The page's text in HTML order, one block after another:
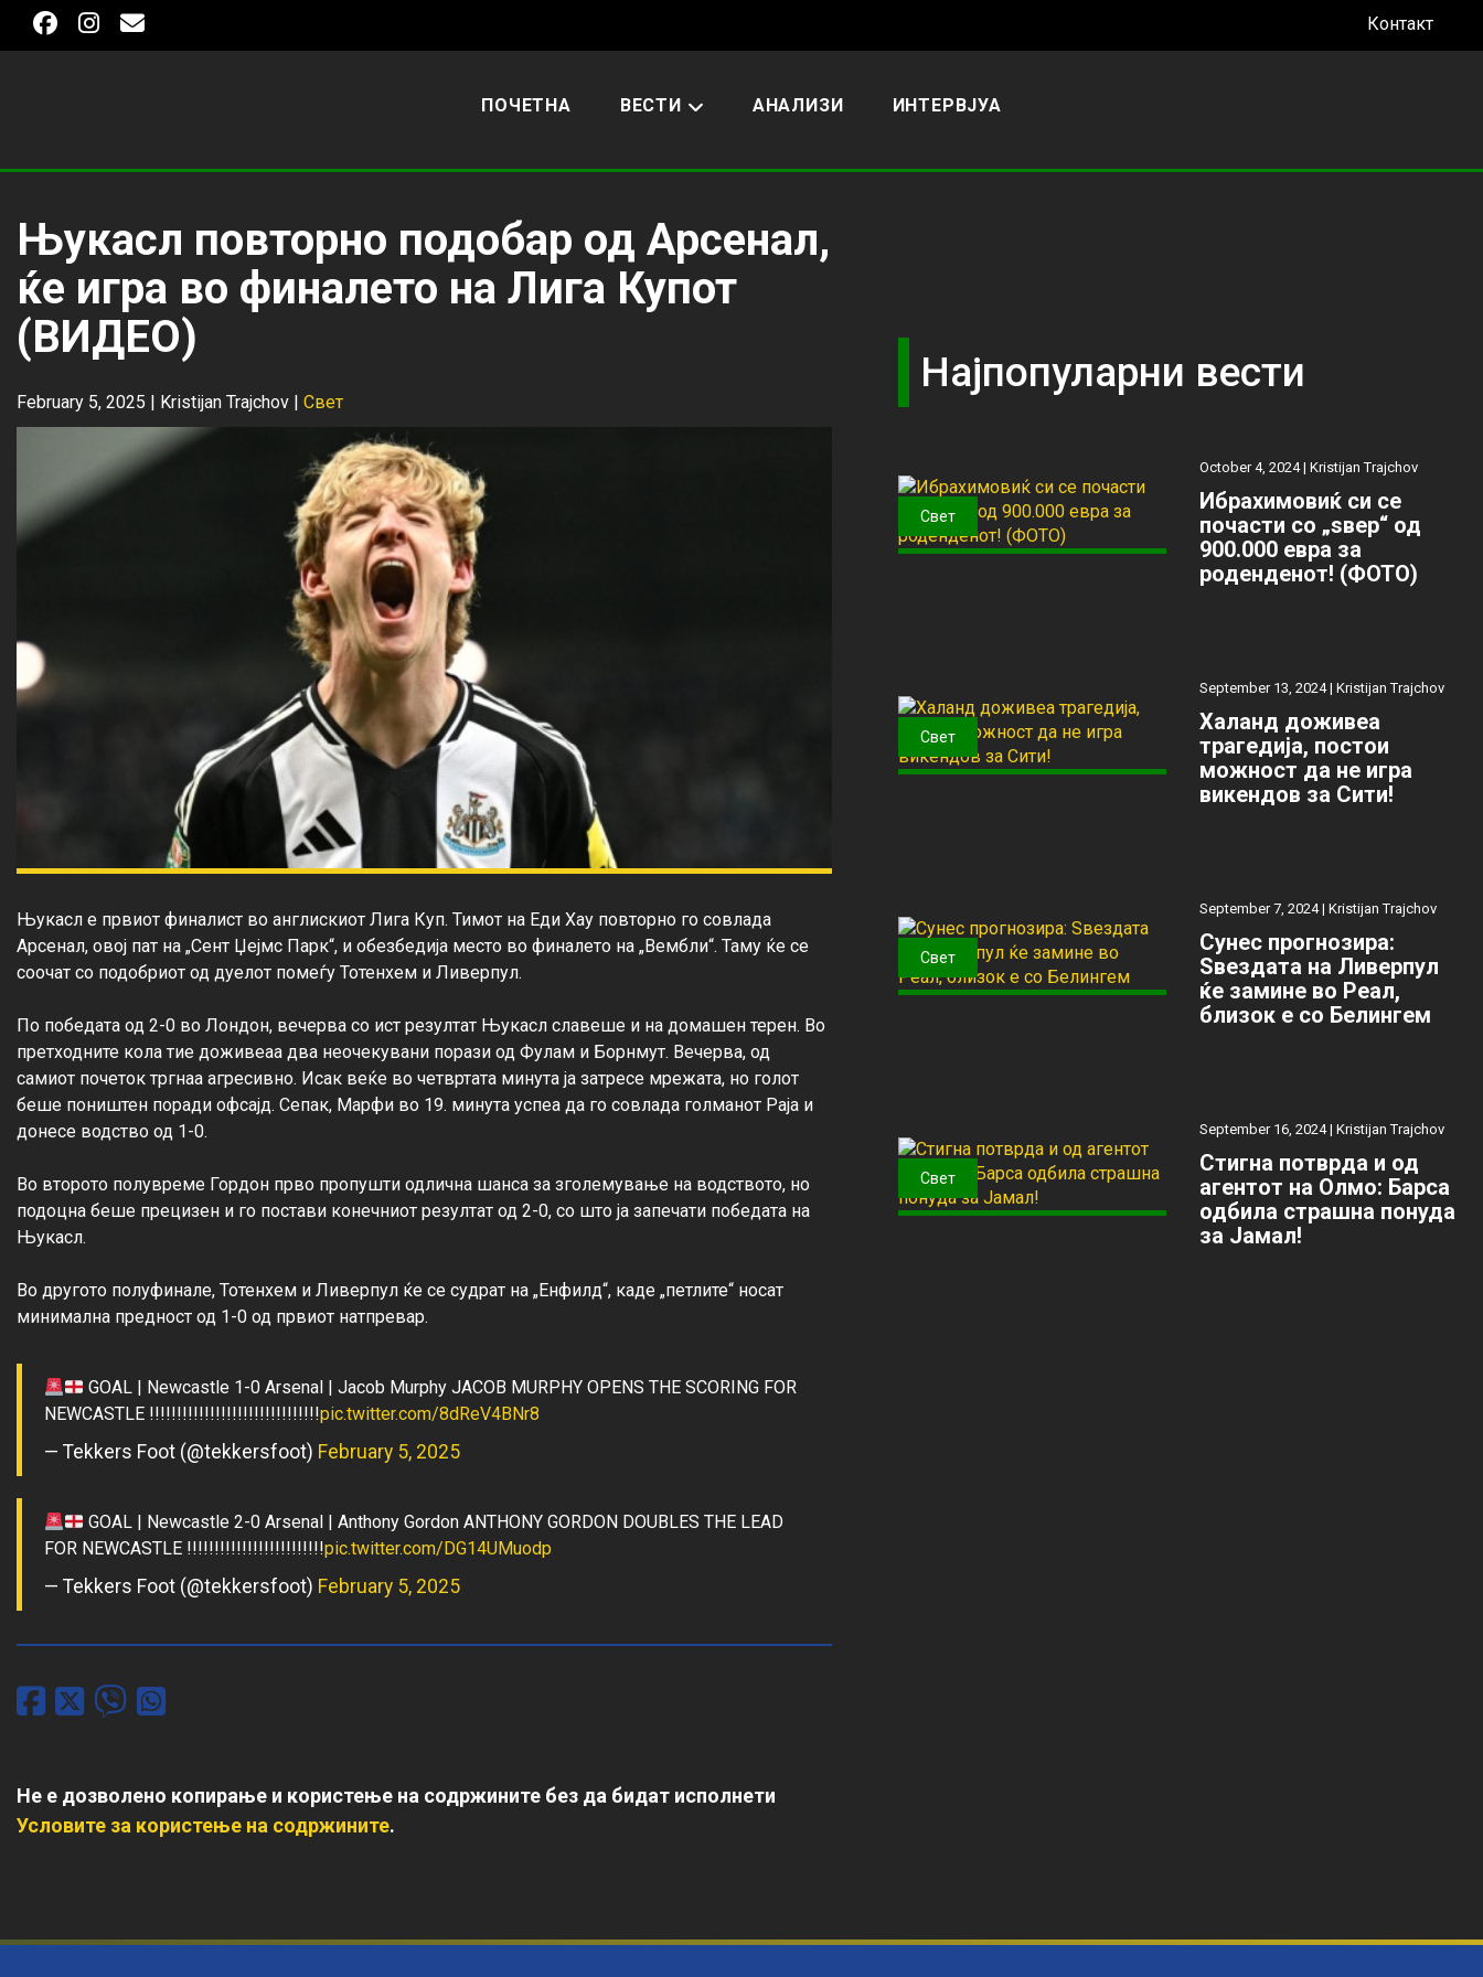
Контакт
ПОЧЕТНА ВЕСТИ АНАЛИЗИ ИНТЕРВЈУА
Њукасл повторно подобар од Арсенал,
ќе игра во финалето на Лига Купот
(ВИДЕО)
February 5, 2025 | Kristijan Trajchov | Свет
Њукасл е првиот финалист во англискиот Лига Куп. Тимот на Еди Хау повторно го совлада
Арсенал, овој пат на „Сент Џејмс Парк“, и обезбедија место во финалето на „Вембли“. Таму ќе се
соочат со подобриот од дуелот помеѓу Тотенхем и Ливерпул.
По победата од 2-0 во Лондон, вечерва со ист резултат Њукасл славеше и на домашен терен. Во
претходните кола тие доживеаа два неочекувани порази од Фулам и Борнмут. Вечерва, од
самиот почеток тргнаа агресивно. Исак веќе во четвртата минута ја затресе мрежата, но голот
беше поништен поради офсајд. Сепак, Марфи во 19. минута успеа да го совлада голманот Раја и
донесе водство од 1-0.
Во второто полувреме Гордон прво пропушти одлична шанса за зголемување на водството, но
подоцна беше прецизен и го постави конечниот резултат од 2-0, со што ја запечати победата на
Њукасл.
Во другото полуфинале, Тотенхем и Ливерпул ќе се судрат на „Енфилд“, каде „петлите“ носат
GOAL | Newcastle 1-0 Arsenal | Jacob Murphy JACOB MURPHY OPENS THE SCORING FOR
NEWCASTLE !!!!!!!!!!!!!!!!!!!!!!!!!!!!!!!pic.twitter.com/8dReV4BNr8
— Tekkers Foot (@tekkersfoot) February 5, 2025
GOAL | Newcastle 2-0 Arsenal | Anthony Gordon ANTHONY GORDON DOUBLES THE LEAD
FOR NEWCASTLE !!!!!!!!!!!!!!!!!!!!!!!!!pic.twitter.com/DG14UMuodp
— Tekkers Foot (@tekkersfoot) February 5, 2025
Не е дозволено копирање и користење на содржините без да бидат исполнети
Условите за користење на содржините.
Најпопуларни вести
Свет
October 4, 2024 | Kristijan Trajchov
Ибрахимовиќ си се
почасти со „ѕвер“ од
900.000 евра за
роденденот! (ФОТО)
Свет
September 13, 2024 | Kristijan Trajchov
Халанд доживеа
трагедија, постои
можност да не игра
викендов за Сити!
Свет
September 7, 2024 | Kristijan Trajchov
Сунес прогнозира:
Ѕвездата на Ливерпул
ќе замине во Реал,
близок е со Белингем
Свет
September 16, 2024 | Kristijan Trajchov
Стигна потврда и од
агентот на Олмо: Барса
одбила страшна понуда
за Јамал!